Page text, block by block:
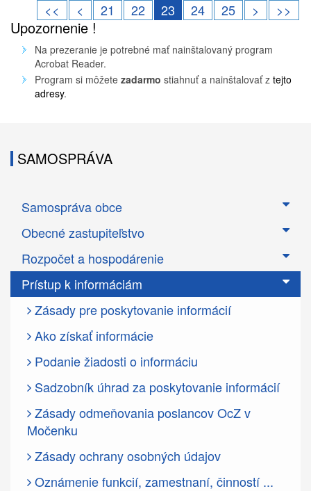
<< < 21 22 23 24 25 > >>
Upozornenie !
Na prezeranie je potrebné mať nainštalovaný program
Acrobat Reader.
Program si môžete zadarmo stiahnuť a nainštalovať z tejto
adresy.
SAMOSPRÁVA
Samospráva obce
Obecné zastupiteľstvo
Rozpočet a hospodárenie
Prístup k informáciám
Zásady pre poskytovanie informácií
Ako získať informácie
Podanie žiadosti o informáciu
Sadzobník úhrad za poskytovanie informácií
Zásady odmeňovania poslancov OcZ v
Močenku
Zásady ochrany osobných údajov
Oznámenie funkcií, zamestnaní, činností ...